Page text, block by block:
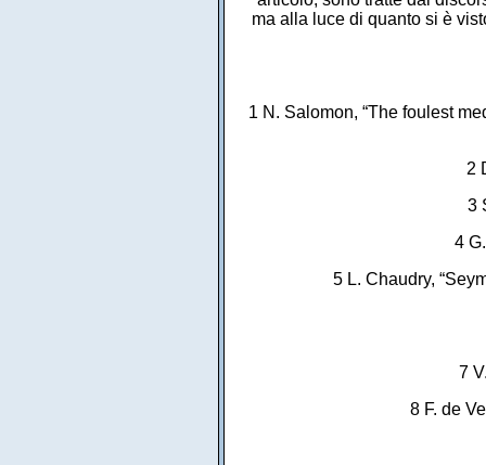
ma alla luce di quanto si è
1 N. Salomon, “The foulest
2
3
4
5 L. Chaudry,
7
8 F. de